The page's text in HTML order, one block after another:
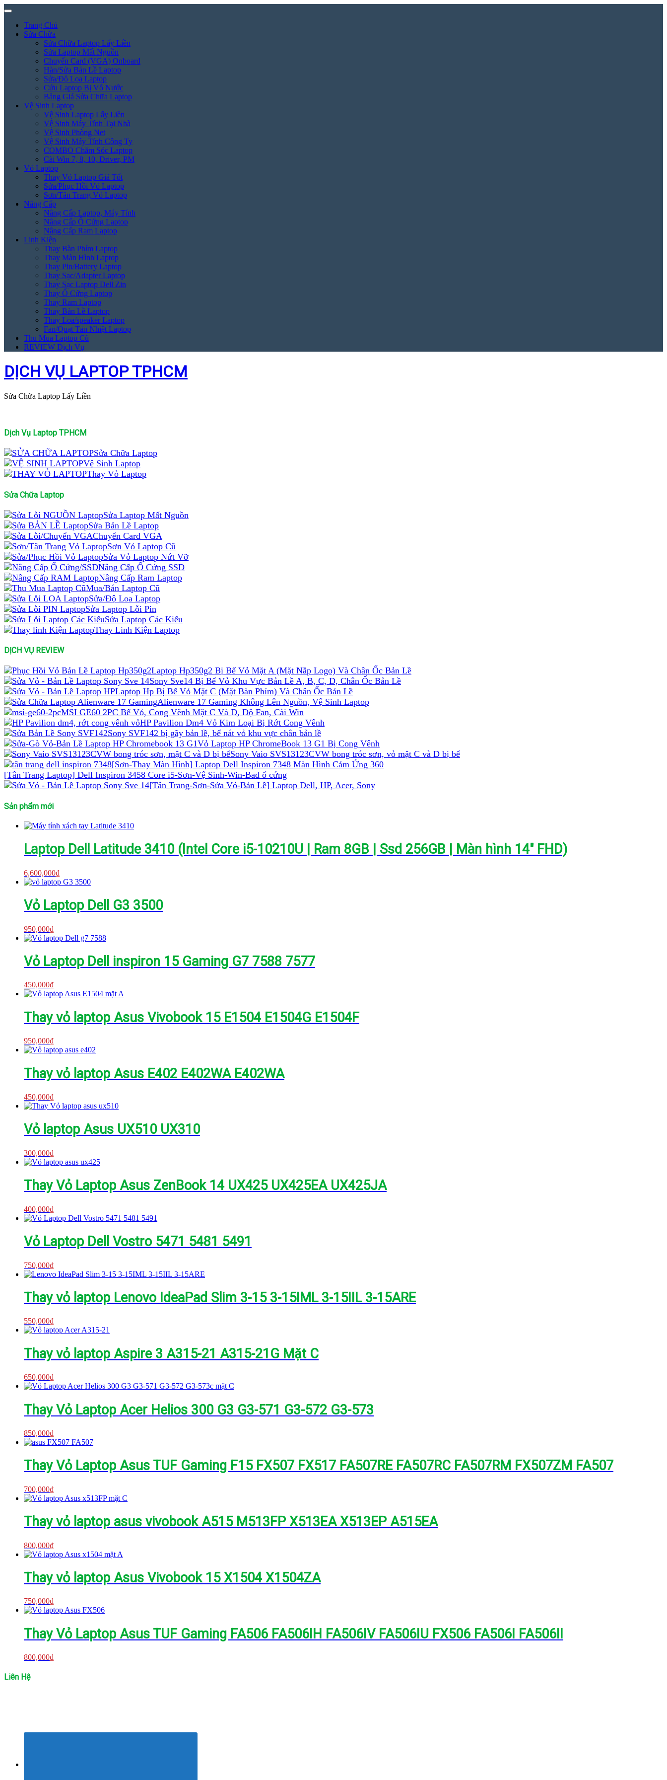
Trang Chủ
Sửa Chữa
Sửa Chữa Laptop Lấy Liền
Sửa Laptop Mất Nguồn
Chuyển Card (VGA) Onboard
Hàn/Sửa Bản Lề Laptop
Sửa/Độ Loa Laptop
Cứu Laptop Bị Vô Nước
Bảng Giá Sửa Chữa Laptop
Vệ Sinh Laptop
Vệ Sinh Laptop Lấy Liền
Vệ Sinh Máy Tính Tại Nhà
Vệ Sinh Phòng Net
Vệ Sinh Máy Tính Công Ty
COMBO Chăm Sóc Laptop
Cài Win 7, 8, 10, Driver, PM
Vỏ Laptop
Thay Vỏ Laptop Giá Tốt
Sửa/Phục Hồi Vỏ Laptop
Sơn/Tân Trang Vỏ Laptop
Nâng Cấp
Nâng Cấp Laptop, Máy Tính
Nâng Cấp Ổ Cứng Laptop
Nâng Cấp Ram Laptop
Linh Kiện
Thay Bàn Phím Laptop
Thay Màn Hình Laptop
Thay Pin/Battery Laptop
Thay Sạc/Adapter Laptop
Thay Sạc Laptop Dell Zin
Thay Ổ Cứng Laptop
Thay Ram Laptop
Thay Bản Lề Laptop
Thay Loa/speaker Laptop
Fan/Quạt Tản Nhiệt Laptop
Thu Mua Laptop Cũ
REVIEW Dịch Vụ
DỊCH VỤ LAPTOP TPHCM
Sửa Chữa Laptop Lấy Liền
Dịch Vụ Laptop TPHCM
Sửa Chữa Laptop
Vệ Sinh Laptop
Thay Vỏ Laptop
Sửa Chữa Laptop
Sửa Laptop Mất Nguồn
Sửa Bản Lề Laptop
Chuyển Card VGA
Sơn Vỏ Laptop Cũ
Sửa Vỏ Laptop Nứt Vỡ
Nâng Cấp Ổ Cứng SSD
Nâng Cấp Ram Laptop
Mua/Bán Laptop Cũ
Sửa/Độ Loa Laptop
Sửa Laptop Lỗi Pin
Sửa Laptop Các Kiểu
Thay Linh Kiện Laptop
DỊCH VỤ REVIEW
Laptop Hp350g2 Bị Bể Vỏ Mặt A (Mặt Nắp Logo) Và Chân Ốc Bản Lề
Sony Sve14 Bị Bể Vỏ Khu Vực Bản Lề A, B, C, D, Chân Ốc Bản Lề
Laptop Hp Bị Bể Vỏ Mặt C (Mặt Bàn Phím) Và Chân Ốc Bản Lề
Alienware 17 Gaming Không Lên Nguồn, Vệ Sinh Laptop
MSI GE60 2PC Bể Vỏ, Cong Vênh Mặt C Và D, Độ Fan, Cài Win
HP Pavilion Dm4 Vỏ Kim Loại Bị Rớt Cong Vênh
Sony SVF142 bị gãy bản lề, bể nát vỏ khu vực chân bản lề
Vỏ Laptop HP ChromeBook 13 G1 Bị Cong Vênh
Sony Vaio SVS13123CVW bong tróc sơn, vỏ mặt C và D bị bể
[Sơn-Thay Màn Hình] Laptop Dell Inspiron 7348 Màn Hình Cảm Ứng 360
[Tân Trang Laptop] Dell Inspiron 3458 Core i5-Sơn-Vệ Sinh-Win-Bad ổ cứng
[Tân Trang-Sơn-Sửa Vỏ-Bản Lề] Laptop Dell, HP, Acer, Sony
Sản phẩm mới
Laptop Dell Latitude 3410 (Intel Core i5-10210U | Ram 8GB | Ssd 256GB | Màn hình 14″ FHD)
6,600,000₫
Vỏ Laptop Dell G3 3500
950,000₫
Vỏ Laptop Dell inspiron 15 Gaming G7 7588 7577
450,000₫
Thay vỏ laptop Asus Vivobook 15 E1504 E1504G E1504F
950,000₫
Thay vỏ laptop Asus E402 E402WA E402WA
450,000₫
Vỏ laptop Asus UX510 UX310
300,000₫
Thay Vỏ Laptop Asus ZenBook 14 UX425 UX425EA UX425JA
400,000₫
Vỏ Laptop Dell Vostro 5471 5481 5491
750,000₫
Thay vỏ laptop Lenovo IdeaPad Slim 3-15 3-15IML 3-15IIL 3-15ARE
550,000₫
Thay vỏ laptop Aspire 3 A315-21 A315-21G Mặt C
650,000₫
Thay Vỏ Laptop Acer Helios 300 G3 G3-571 G3-572 G3-573
850,000₫
Thay Vỏ Laptop Asus TUF Gaming F15 FX507 FX517 FA507RE FA507RC FA507RM FX507ZM FA507
700,000₫
Thay vỏ laptop asus vivobook A515 M513FP X513EA X513EP A515EA
800,000₫
Thay vỏ laptop Asus Vivobook 15 X1504 X1504ZA
750,000₫
Thay Vỏ Laptop Asus TUF Gaming FA506 FA506IH FA506IV FA506IU FX506 FA506I FA506II
800,000₫
Liên Hệ